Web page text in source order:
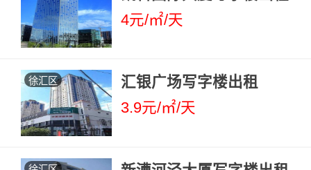
4元/㎡/天
徐汇区
汇银广场写字楼出租
3.9元/㎡/天